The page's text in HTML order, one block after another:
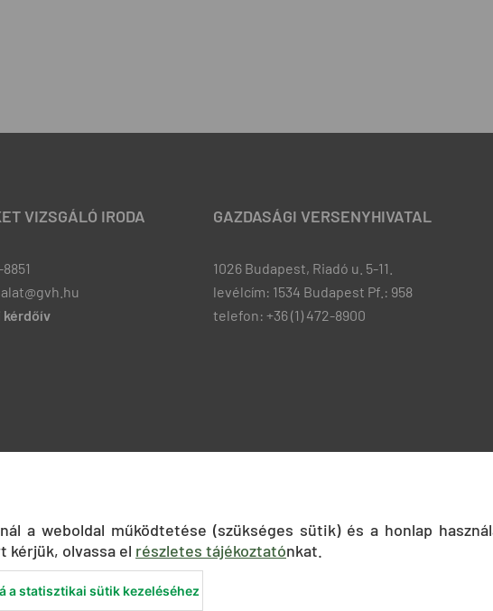
VIZSGÁLÓ IRODA
kérdőív
GAZDASÁGI VERSENYHIVATAL
1026 Budapest, Riadó u. 5-11.
levélcím: 1534 Budapest Pf.: 958
telefon: +36 (1) 472-8900
a weboldal működtetése (szükséges sütik) és a honlap
olvassa el részletes tájékoztatónkat.
a statisztikai sütik kezeléséhez